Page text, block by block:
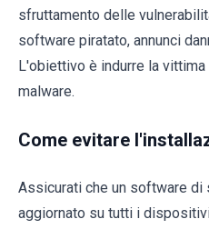
sfruttamento delle
software piratato, annunci
L'obiettivo è indurre la
malware.
Come evitare
Assicurati che un software
aggiornato su tutti i